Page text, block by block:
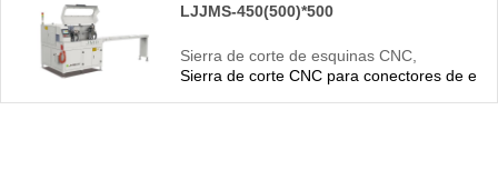
LJJMS-450(500)*500
Sierra de corte de esquinas CNC,
máquina CNC de aluminio
Sierra de corte CNC para conectores de